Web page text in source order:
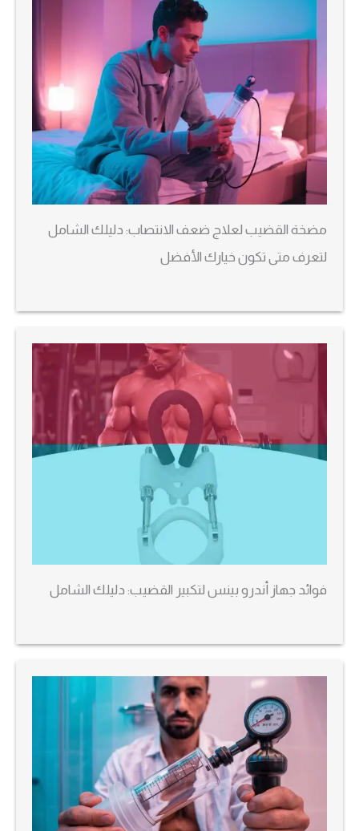
مضخة القضيب لعلاج ضعف الانتصاب: دليلك الشامل
لتعرف متى تكون خيارك الأفضل
فوائد جهاز أندرو بينس لتكبير القضيب: دليلك الشامل